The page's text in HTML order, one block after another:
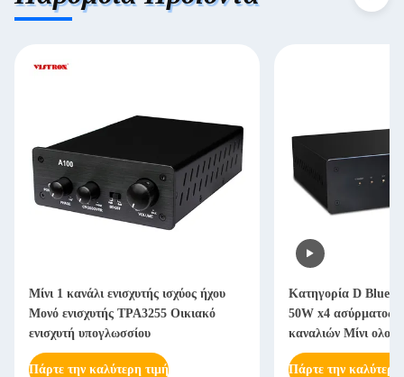
Μίνι 1 κανάλι ενισχυτής ισχύος ήχου
Μονό ενισχυτής TPA3255 Οικιακό
ενισχυτή υπογλωσσίου
Πάρτε την καλύτερη τιμή
Κατηγορία D
50W x4 ασύρματος
καναλιών Μίνι
στερεοφωνικό δέκτη
Πάρτε την καλύτερη